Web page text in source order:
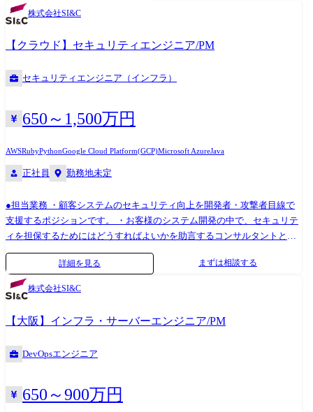
いたシステム構築 ・ CI/CDパイプラインの設計・構築・運用(GitHub
Actions、CodePipelineなど) ・ AWS Lambda等を用いたサーバーレスアー
キテクチャの開発 ・ Databricks、Snowflakeなどのクラウドデータ基盤と
連携したアプリケーション開発 ・ インフラエンジニアやセキュリティエ
ンジニアと連携し、安定性・セキュリティを考慮した開発の実施 プロジ
ェクト例 1.防災減災サービス構築 環境:AWS、GoogleCloud 内容:サーバ
融業界向け、社内システム環境構築 環境:Azure 内容:社内システムのクラ
ウド化移行 工程:企画/設計～リリース/保守 3.小売業向け、データ基盤構
Cloud Infrastructure) 内容:公開WEBサイトのクラウドシフト 工程:要件定
株式会社SI&C
【クラウド】セキュリティエンジニア/PM
セキュリティエンジニア（インフラ）
650～1,500万円
AWSRubyPythonGoogle Cloud Platform(GCP)Microsoft AzureJava
正社員 勤務地未定
●担当業務 ・顧客システムのセキュリティ向上を開発者・攻撃者目線で
支援するポジションです。 ・お客様のシステム開発の中で、セキュリテ
ィを担保するためにはどうすればよいかを助言するコンサルタントとし
て活動します。 ・実際にお客様システムの開発プロジェクトに参加して
活動することもあります。 ●具体的な職務内容 自ら手を動かし、自社や
顧客向けのサービス・ソフトウェア開発を実践します。 また、アプリケ
ーションセキュリティ・クラウドセキュリティの技術を学び、これらを
通して得られたノウハウをもとに、顧客のDevSecOpsを支援します。 ・
自社サービス/顧客システムのDevSecOpsによる内製開発 └リスク分析・
セキュリティ設計・各種ツール(脆弱性診断ツール、テスト自動化ツー
ル、ソースコード分析ツール等)の導入活用・プログラミング・クラウド
診断 └クラウドアーキテクチャに対するアセスメント ・上記で得られた
ノウハウをもとに、顧客のDevSecOps開発に参画し、幅広い支援を行う ●
詳細を見る まずは相談する
株式会社SI&C
【大阪】インフラ・サーバーエンジニア/PM
DevOpsエンジニア
650～900万円